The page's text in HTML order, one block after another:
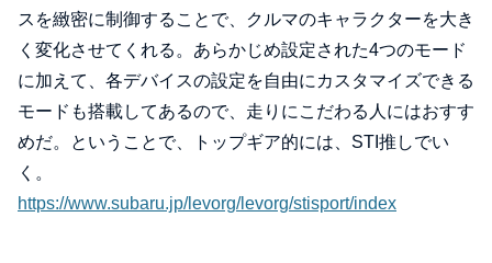
スを緻密に制御することで、クルマのキャラクターを大き
く変化させてくれる。あらかじめ設定された4つのモード
に加えて、各デバイスの設定を自由にカスタマイズできる
モードも搭載してあるので、走りにこだわる人にはおすす
めだ。ということで、トップギア的には、STI推しでい
く。
https://www.subaru.jp/levorg/levorg/stisport/index